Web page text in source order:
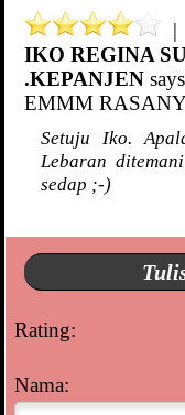
|
IKO REGINA
.KEPANJEN
EMMM
Setuju Iko.
Lebaran
sedap ;-)
Rating:
Nama: